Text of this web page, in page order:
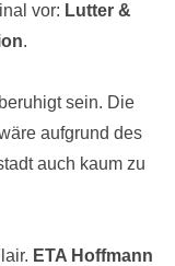
vor: Lutter &
.
sein. Die
aufgrund des
auch kaum zu
ETA Hoffmann